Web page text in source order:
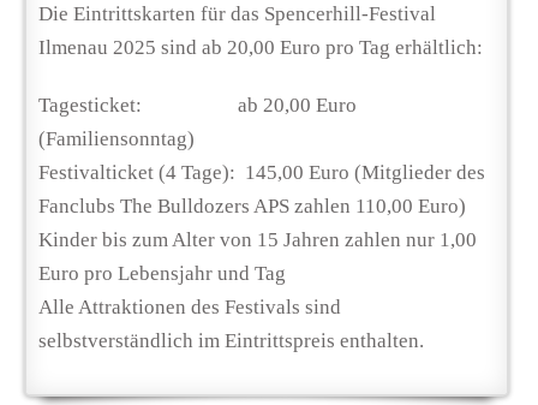
Die Eintrittskarten für das Spencerhill-Festival
Ilmenau 2025 sind ab 20,00 Euro pro Tag erhältlich:
Tagesticket: ab 20,00 Euro
(Familiensonntag)
Festivalticket (4 Tage): 145,00 Euro (Mitglieder des
Fanclubs The Bulldozers APS zahlen 110,00 Euro)
Kinder bis zum Alter von 15 Jahren zahlen nur 1,00
Euro pro Lebensjahr und Tag
Alle Attraktionen des Festivals sind
selbstverständlich im Eintrittspreis enthalten.